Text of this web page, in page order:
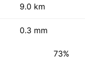
9.0 km
0.3 mm
73%